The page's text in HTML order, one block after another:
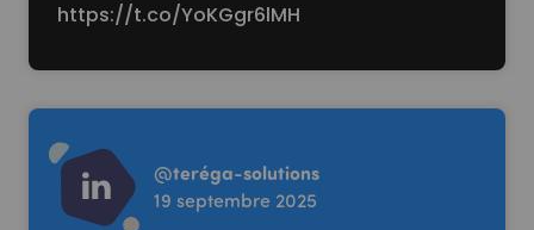
https://t.co/YoKGgr6lMH
Read more
@teréga-solutions
19 septembre 2025